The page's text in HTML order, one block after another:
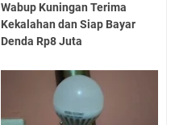
Wabup Kuningan Terima
Kekalahan dan Siap Bayar
Denda Rp8 Juta